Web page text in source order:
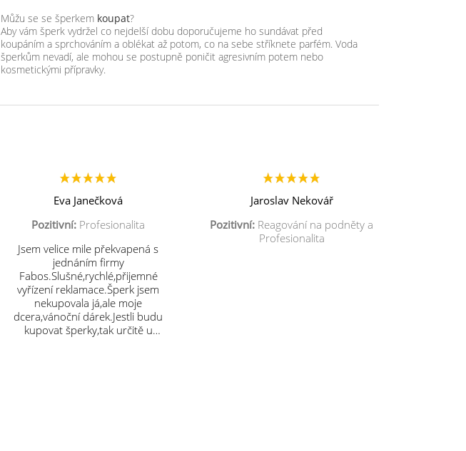
Můžu se se šperkem koupat?
Aby vám šperk vydržel co nejdelší dobu doporučujeme ho sundávat před
koupáním a sprchováním a oblékat až potom, co na sebe stříknete parfém. Voda
šperkům nevadí, ale mohou se postupně poničit agresivním potem nebo
kosmetickými přípravky.
Eva Janečková
Pozitivní: Profesionalita
Jsem velice mile překvapená s
jednáním firmy
Fabos.Slušné,rychlé,přijemné
vyřízení reklamace.Šperk jsem
nekupovala já,ale moje
dcera,vánoční dárek.Jestli budu
kupovat šperky,tak určitě u
Jaroslav Nekovář
Pozitivní: Reagování na podněty a
Profesionalita